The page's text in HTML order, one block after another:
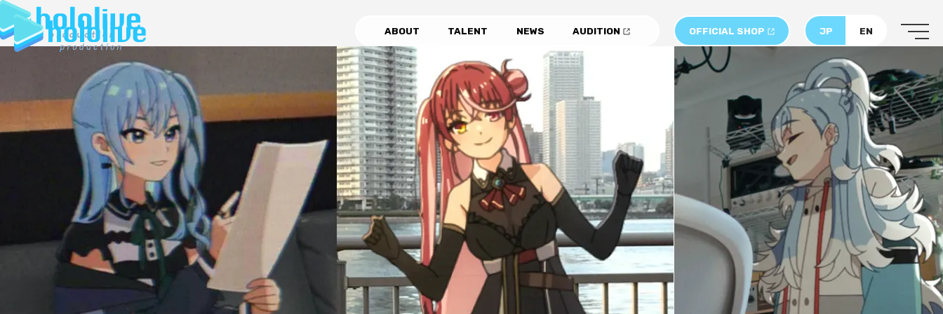
ABOUT TALENT NEWS AUDITION OFFICIAL SHOP EN
JP
EN
JP
ABOUT
TALENT
NEWS